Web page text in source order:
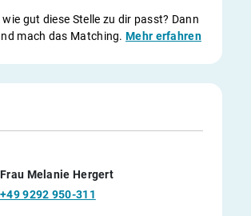
gut diese Stelle zu dir passt? Dann
mach das Matching.Mehr erfahren
Frau Melanie Hergert
+49 9292 950-311